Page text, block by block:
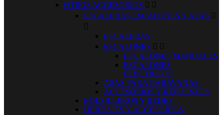
OTROS ACCESORIOS  
ESCALERAS ESCALONES Y ASAS 

ESCALERAS
ESCALONES  
ESCALONES MANUALES
ESCALONES
ELECTRICOS
ASAS PARA CARAVANAS
ACCESORIOS Y REPUESTOS
BOLSILLEROS Y REDES
HERRAJES Y ACCESORIOS